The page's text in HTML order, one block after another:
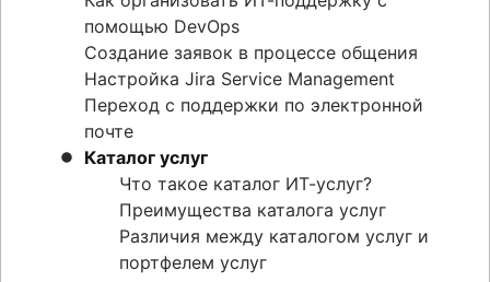
помощью DevOps
Создание заявок в процессе общения
Настройка Jira Service Management
Переход с поддержки по электронной
почте
Каталог услуг
Что такое каталог ИТ-услуг?
Преимущества каталога услуг
Различия между каталогом услуг и
портфелем услуг